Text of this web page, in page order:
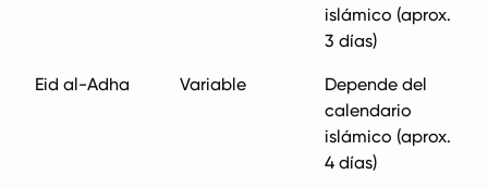
islámico (aprox.
3 días)
Eid al-Adha Variable
Depende del
calendario
islámico (aprox.
4 días)